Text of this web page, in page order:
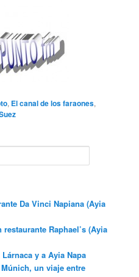
, El canal de los faraones,
Da Vinci Napiana (Ayia
Raphael’s (Ayia
y a Ayia Napa
un viaje entre